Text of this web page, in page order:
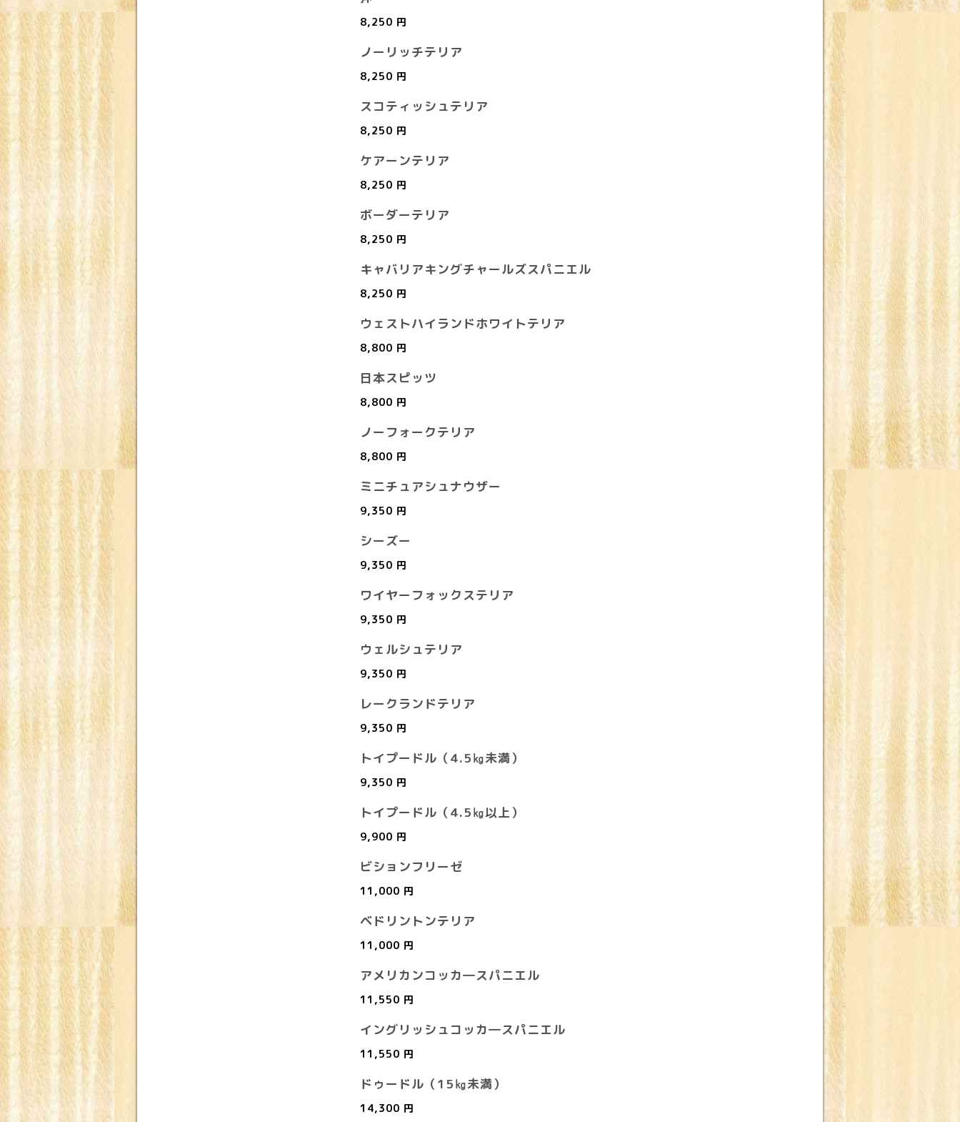
8,250 円
ノーリッチテリア
8,250 円
スコティッシュテリア
8,250 円
ケアーンテリア
8,250 円
ボーダーテリア
8,250 円
キャバリアキングチャールズスパニエル
8,250 円
ウェストハイランドホワイトテリア
8,800 円
日本スピッツ
8,800 円
ノーフォークテリア
8,800 円
ミニチュアシュナウザー
9,350 円
シーズー
9,350 円
ワイヤーフォックステリア
9,350 円
ウェルシュテリア
9,350 円
レークランドテリア
9,350 円
トイプードル（4.5㎏未満）
9,350 円
トイプードル（4.5㎏以上）
9,900 円
ビションフリーゼ
11,000 円
ベドリントンテリア
11,000 円
アメリカンコッカ―スパニエル
11,550 円
イングリッシュコッカ―スパニエル
11,550 円
ドゥードル（15㎏未満）
14,300 円